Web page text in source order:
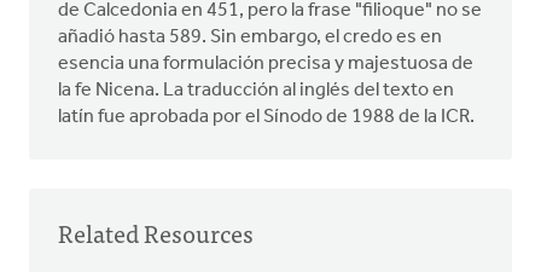
de Calcedonia en 451, pero la frase "filioque" no se
añadió hasta 589. Sin embargo, el credo es en
esencia una formulación precisa y majestuosa de
la fe Nicena. La traducción al inglés del texto en
latín fue aprobada por el Sínodo de 1988 de la ICR.
Related Resources